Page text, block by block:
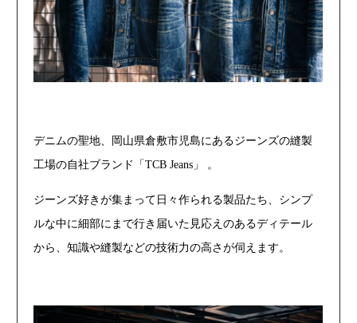
デニムの聖地、岡山県倉敷市児島にあるジーンズの縫製
工場の自社ブランド「TCB Jeans」 。
ジーンズ好きが集まって日々作られる製品たち、シンプ
ルな中に細部にまで行き届いた見応えのあるディテール
から、知識や縫製などの技術力の高さが伺えます。